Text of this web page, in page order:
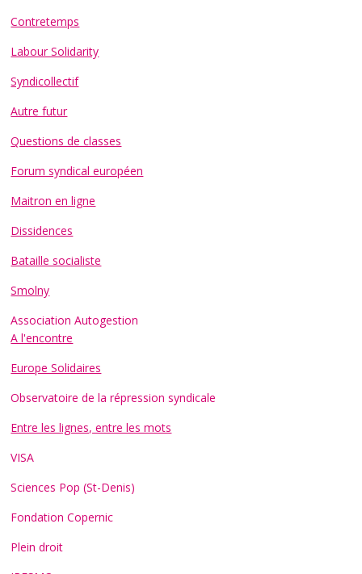
Contretemps
Labour Solidarity
Syndicollectif
Autre futur
Questions de classes
Forum syndical européen
Maitron en ligne
Dissidences
Bataille socialiste
Smolny
Association Autogestion
A l'encontre
Europe Solidaires
Observatoire de la répression syndicale
Entre les lignes, entre les mots
VISA
Sciences Pop (St-Denis)
Fondation Copernic
Plein droit